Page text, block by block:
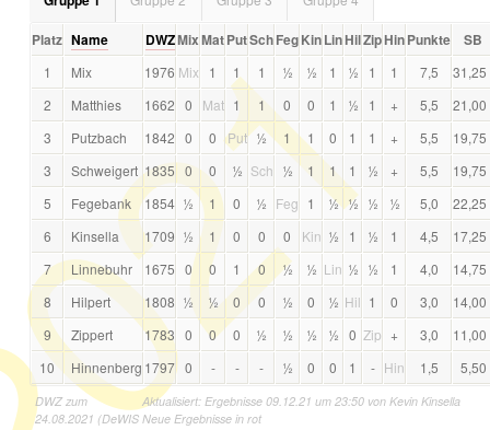
Platz Name DWZMixMatPutSchFegKinLinHilZipHinPunkte SB
1 Mix 1976 Mix 1 1 1 ½ ½ 1 ½ 1 1 7,5
31,25
2
Matthies 1662 0 Mat 1 1 0 0 1 ½ 1 + 5,5
21,00
3
Putzbach 1842 0 0 Put ½ 1 1 0 1 1 + 5,5
19,75
3
Schweigert 1835 0 0 ½ Sch ½ 1 1 1 ½ + 5,5
19,75
5
Fegebank 1854 ½ 1 0 ½ Feg 1 ½ ½ ½ ½ 5,0
22,25
6
Kinsella 1709 ½ 1 0 0 0 Kin ½ 1 ½ 1 4,5
17,25
7
Linnebuhr 1675 0 0 1 0 ½ ½ Lin ½ ½ 1 4,0
14,75
8
Hilpert 1808 ½ ½ 0 0 ½ 0 ½ Hil 1 0 3,0
14,00
9
Zippert 1783 0 0 0 ½ ½ ½ ½ 0 Zip + 3,0
11,00
10
Hinnenberg 1797 0 - - - ½ 0 0 1 - Hin 1,5 5,50
Aktualisiert: Ergebnisse 09.12.21 um 23:50 von Kevin Kinsella
Neue Ergebnisse in rot
DWZ zum
24.08.2021 (DeWIS